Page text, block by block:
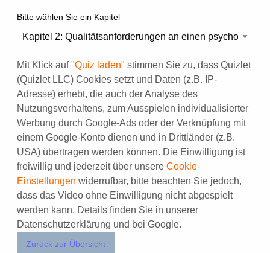
Bitte wählen Sie ein Kapitel
Mit Klick auf"Quiz laden" stimmen Sie zu, dass Quizlet
(Quizlet LLC) Cookies setzt und Daten (z.B. IP-
Adresse) erhebt, die auch der Analyse des
Nutzungsverhaltens, zum Ausspielen individualisierter
Werbung durch Google-Ads oder der Verknüpfung mit
einem Google-Konto dienen und in Drittländer (z.B.
USA) übertragen werden können. Die Einwilligung ist
freiwillig und jederzeit über unsere Cookie-
Einstellungen widerrufbar, bitte beachten Sie jedoch,
dass das Video ohne Einwilligung nicht abgespielt
werden kann. Details finden Sie in unserer
Datenschutzerklärung und bei Google.
Zurück zur Übersicht